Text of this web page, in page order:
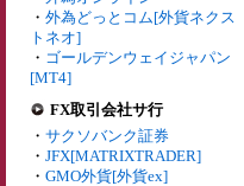
・ 外為どっとコム[外貨ネクス
トネオ]
・ ゴールデンウェイジャパン
[MT4]
FX取引会社サ行
・ サクソバンク証券
・ JFX[MATRIXTRADER]
・ GMO外貨[外貨ex]